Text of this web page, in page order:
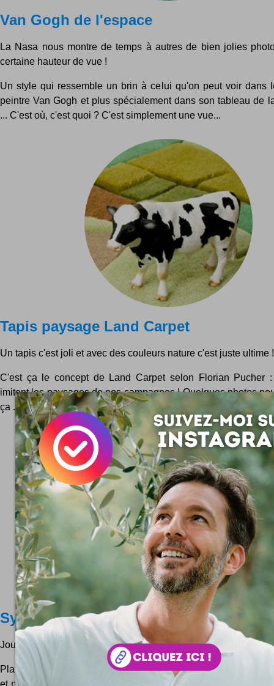
Van Gogh de l'espace
La Nasa nous montre de temps à autres de bien jolies
certaine hauteur de vue !
Un style qui ressemble un brin à celui qu'on peut voir dans
peintre Van Gogh et plus spécialement dans son tableau de
... C'est où, c'est quoi ? C'est simplement une vue...
Tapis paysage Land Carpet
Un tapis c'est joli et avec des couleurs nature c'est juste ultime !
C'est ça le concept de Land Carpet selon Florian Pucher
imitent les paysages de nos campagnes ! Quelques photos
ça ... Ce tapis là c'est le modèle Africa ... avec des...
Système solaire : modélisation
Jouez avec les planètes !
Planets est une application web en ligne qui modélise notre
et permet de simuler les cycles de l'univers sur des centaines